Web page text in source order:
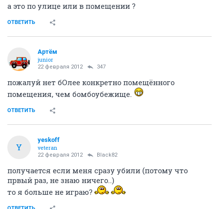
а это по улице или в помещении ?
ОТВЕТИТЬ
Артём
juniоr
22 февраля 2012 347
пожалуй нет бОлее конкретно помещённого
помещения, чем бомбоубежище.
ОТВЕТИТЬ
Y
yeskoff
veteran
22 февраля 2012 Black82
получается если меня сразу убили (потому что
првый раз, не знаю ничего..)
то я больше не играю?